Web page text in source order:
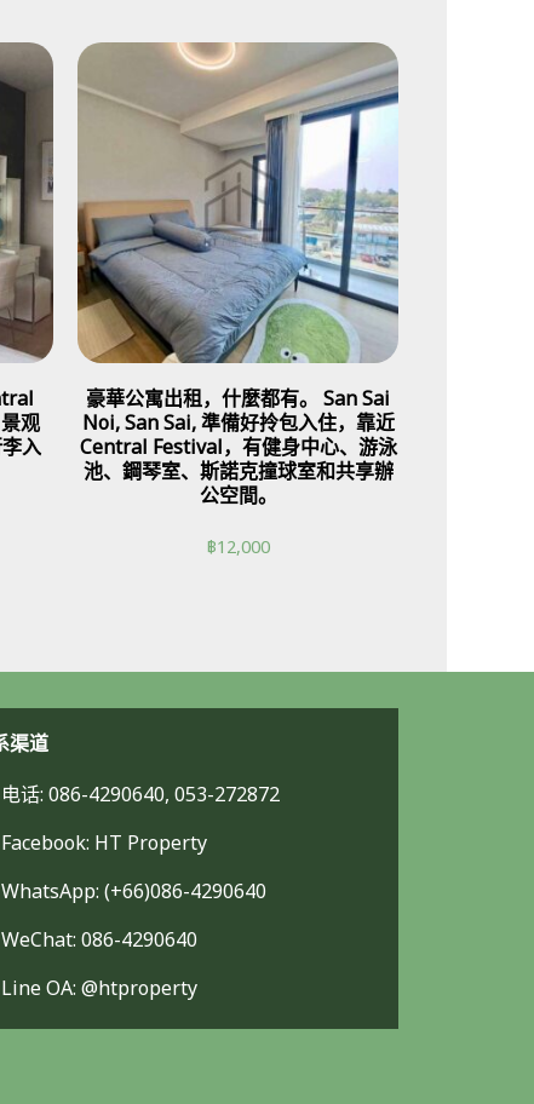
观
入
豪華公寓出租，什麼都有。 San Sai
Noi, San Sai, 準備好拎包入住，靠近
Central Festival，有健身中心、游泳
池、鋼琴室、斯諾克撞球室和共享辦
公空間。
฿12,000
渠道
电话: 086-4290640, 053-272872
Facebook: HT Property
WhatsApp: (+66)086-4290640
WeChat: 086-4290640
Line OA: @htproperty